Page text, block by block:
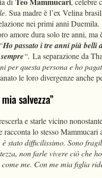
. Sua madre è l’ex Velina
nei primi anni Duemila.
amore dura solo tre anni, ma
Ho passato i tre anni più belli
“. La separazione da
per questa persona e ho
le loro divergenze anche
salvezza”
e starle vicino
lo stesso Mammucari
stato difficilissimo. Sono
non farle vivere ciò che
me. Con me mia figlia